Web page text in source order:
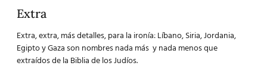
Extra
Extra, extra, más detalles, para la ironía: Líbano, Siria, Jordania,
Egipto y Gaza son nombres nada más y nada menos que
extraídos de la Biblia de los Judíos.